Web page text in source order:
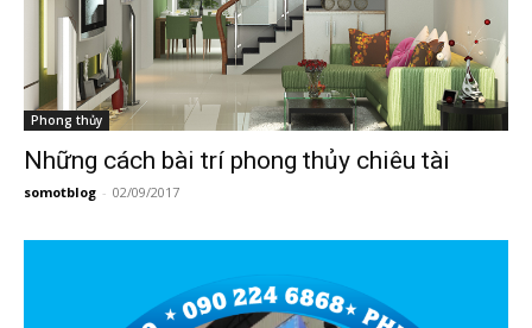
Phong thủy
Những cách bài trí phong thủy chiêu tài
somotblog - 02/09/2017